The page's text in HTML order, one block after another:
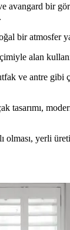
avangard bir
bir atmosfer
alan
ve antre gibi
tasarımı,
olması, yerli
Çözüm